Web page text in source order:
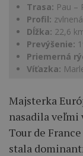
Trasa: Pau –
Profil: zvlnená
Dĺžka: 22,6
Prevýšenie:
Priemerná
Víťazka:
Majsterka
nasadila veľmi
Tour de
stala